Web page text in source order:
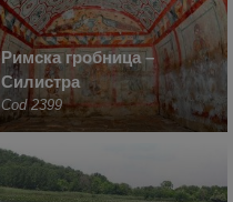
Римска гробница –
Силистра
Cod 2399